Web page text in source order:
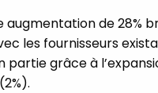
augmentation de
les fournisseurs
grâce à